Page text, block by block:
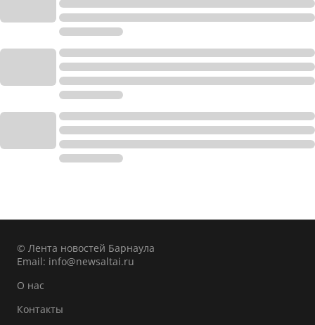
© Лента новостей Барнаула
Email: info@newsaltai.ru
О нас
Контакты